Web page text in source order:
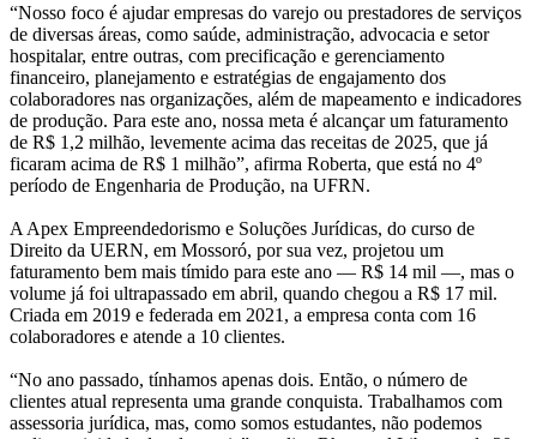
“Nosso foco é ajudar empresas do varejo ou prestadores de serviços
de diversas áreas, como saúde, administração, advocacia e setor
hospitalar, entre outras, com precificação e gerenciamento
financeiro, planejamento e estratégias de engajamento dos
colaboradores nas organizações, além de mapeamento e indicadores
de produção. Para este ano, nossa meta é alcançar um faturamento
de R$ 1,2 milhão, levemente acima das receitas de 2025, que já
ficaram acima de R$ 1 milhão”, afirma Roberta, que está no 4º
período de Engenharia de Produção, na UFRN.
A Apex Empreendedorismo e Soluções Jurídicas, do curso de
Direito da UERN, em Mossoró, por sua vez, projetou um
faturamento bem mais tímido para este ano — R$ 14 mil —, mas o
volume já foi ultrapassado em abril, quando chegou a R$ 17 mil.
Criada em 2019 e federada em 2021, a empresa conta com 16
colaboradores e atende a 10 clientes.
“No ano passado, tínhamos apenas dois. Então, o número de
clientes atual representa uma grande conquista. Trabalhamos com
assessoria jurídica, mas, como somos estudantes, não podemos